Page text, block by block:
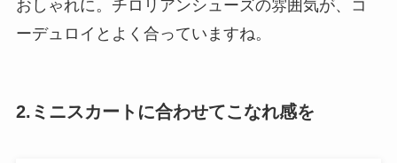
おしゃれに。チロリアンシューズの雰囲気が、コ
ーデュロイとよく合っていますね。
2.ミニスカートに合わせてこなれ感を